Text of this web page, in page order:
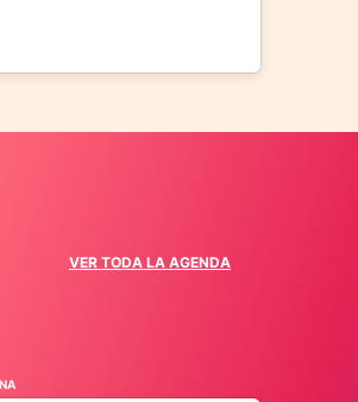
VER TODA LA AGENDA